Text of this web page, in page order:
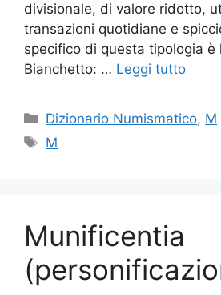
divisionale, di valore ridotto,
transazioni quotidiane e
specifico di questa tipologia è
Bianchetto: … Leggi tutto
Categorie
Dizionario Numismatico, M
Tag
M
Munificentia